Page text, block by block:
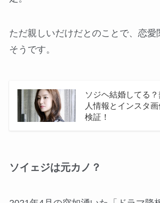
ただ親しいだけだとのことで、恋愛
そうです。
ソジヘ結婚してる
人情報とインスタ
検証！
ソイェジは元カノ？